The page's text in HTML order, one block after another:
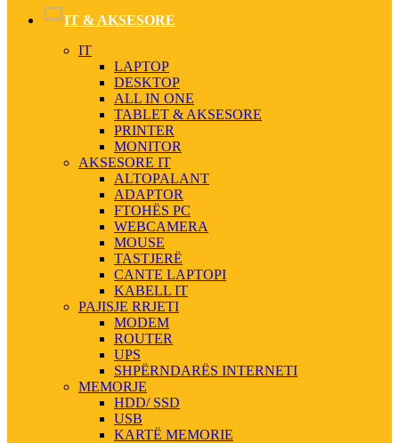
IT & AKSESORE
IT
LAPTOP
DESKTOP
ALL IN ONE
TABLET & AKSESORE
PRINTER
MONITOR
AKSESORE IT
ALTOPALANT
ADAPTOR
FTOHËS PC
WEBCAMERA
MOUSE
TASTJERË
CANTE LAPTOPI
KABELL IT
PAJISJE RRJETI
MODEM
ROUTER
UPS
SHPËRNDARËS INTERNETI
MEMORJE
HDD/ SSD
USB
KARTË MEMORIE